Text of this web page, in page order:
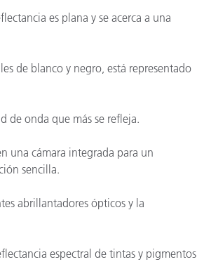
es plana y se acerca a una
de blanco y negro, está representado
de onda que más se refleja.
una cámara integrada para un
sencilla.
abrillantadores ópticos y la
espectral de tintas y pigmentos